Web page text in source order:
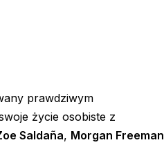
prawdziwym
życie osobiste z
Saldaña, Morgan Freeman